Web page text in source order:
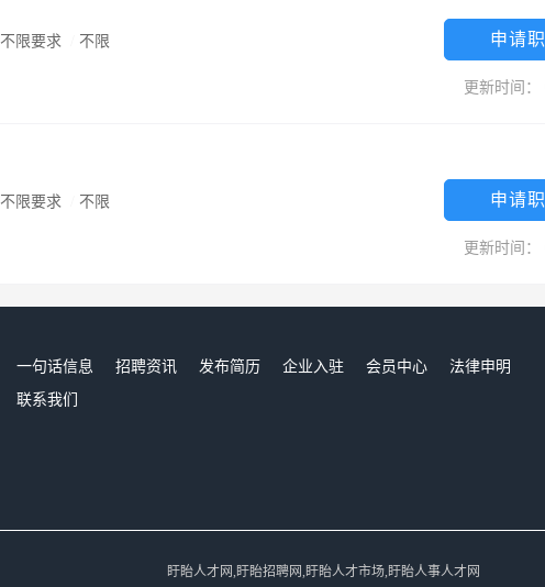
不限要求 不限 申请
更新时间：
不限要求 不限 申请
更新时间：
一句话信息 招聘资讯 发布简历 企业入驻 会员中心
法律申明
联系我们
盱眙人才网,盱眙招聘网,盱眙人才市场,盱眙人事人才网